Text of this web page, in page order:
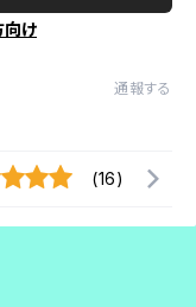
向け
通報する
(16)